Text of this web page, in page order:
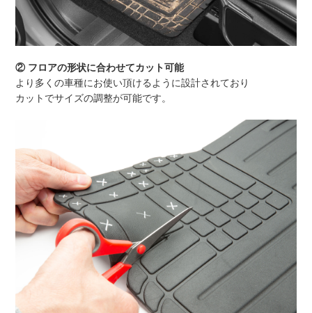
② フロアの形状に合わせてカット可能
より多くの車種にお使い頂けるように設計されており
カットでサイズの調整が可能です。